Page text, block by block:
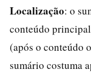
Localização: o
conteúdo
(após o conteúdo
sumário costuma